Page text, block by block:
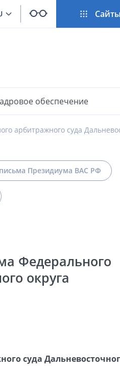
обеспечение
арбитражного суда
Президиума ВАС РФ
Федерального
округа
суда